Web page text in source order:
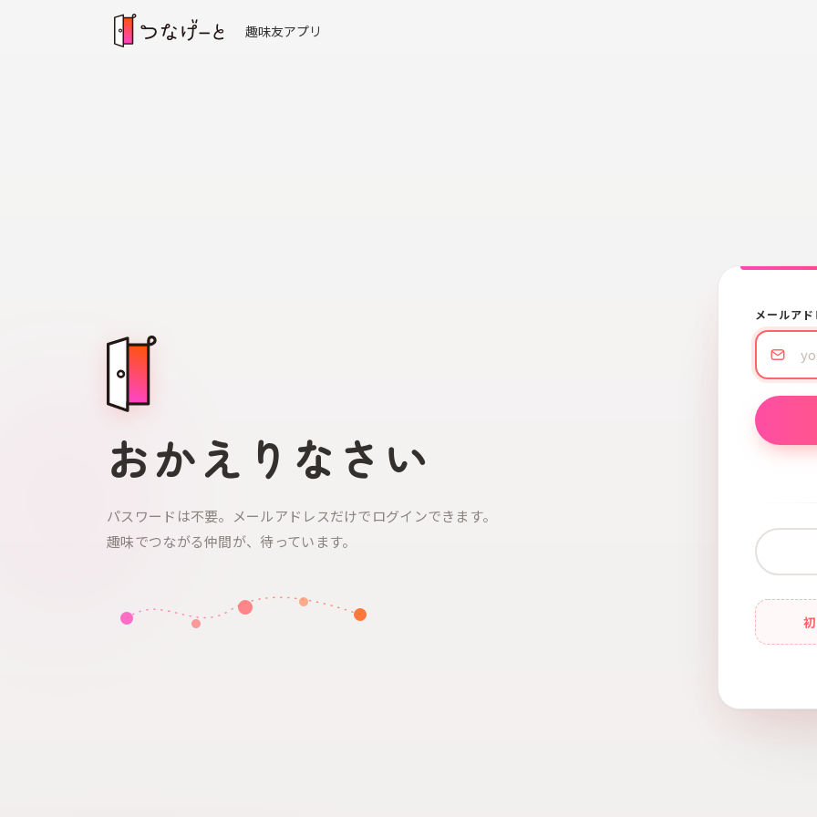
趣味友アプリ
おかえりなさい
パスワードは不要。メールアドレスだけでログインできます。
趣味でつながる仲間が、待っています。
メールア